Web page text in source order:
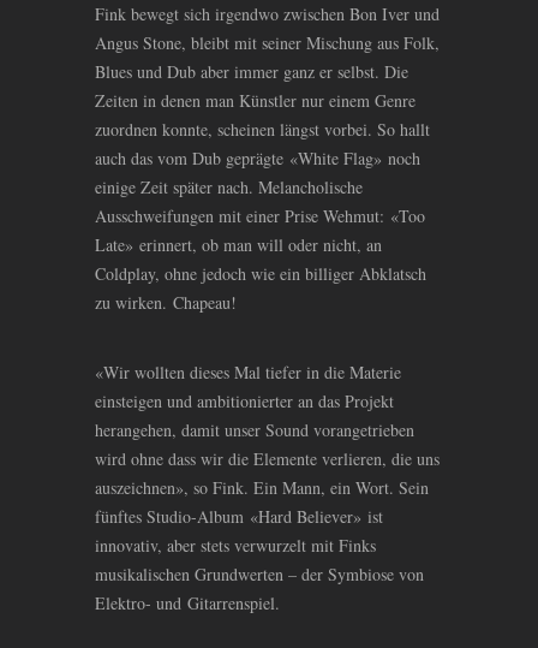
Fink bewegt sich irgendwo zwischen Bon Iver und
Angus Stone, bleibt mit seiner Mischung aus Folk,
Blues und Dub aber immer ganz er selbst. Die
Zeiten in denen man Künstler nur einem Genre
zuordnen konnte, scheinen längst vorbei. So hallt
auch das vom Dub geprägte «White Flag» noch
einige Zeit später nach. Melancholische
Ausschweifungen mit einer Prise Wehmut: «Too
Late» erinnert, ob man will oder nicht, an
Coldplay, ohne jedoch wie ein billiger Abklatsch
zu wirken. Chapeau!
«Wir wollten dieses Mal tiefer in die Materie
einsteigen und ambitionierter an das Projekt
herangehen, damit unser Sound vorangetrieben
wird ohne dass wir die Elemente verlieren, die uns
auszeichnen», so Fink. Ein Mann, ein Wort. Sein
fünftes Studio-Album «Hard Believer» ist
innovativ, aber stets verwurzelt mit Finks
musikalischen Grundwerten – der Symbiose von
Elektro- und Gitarrenspiel.